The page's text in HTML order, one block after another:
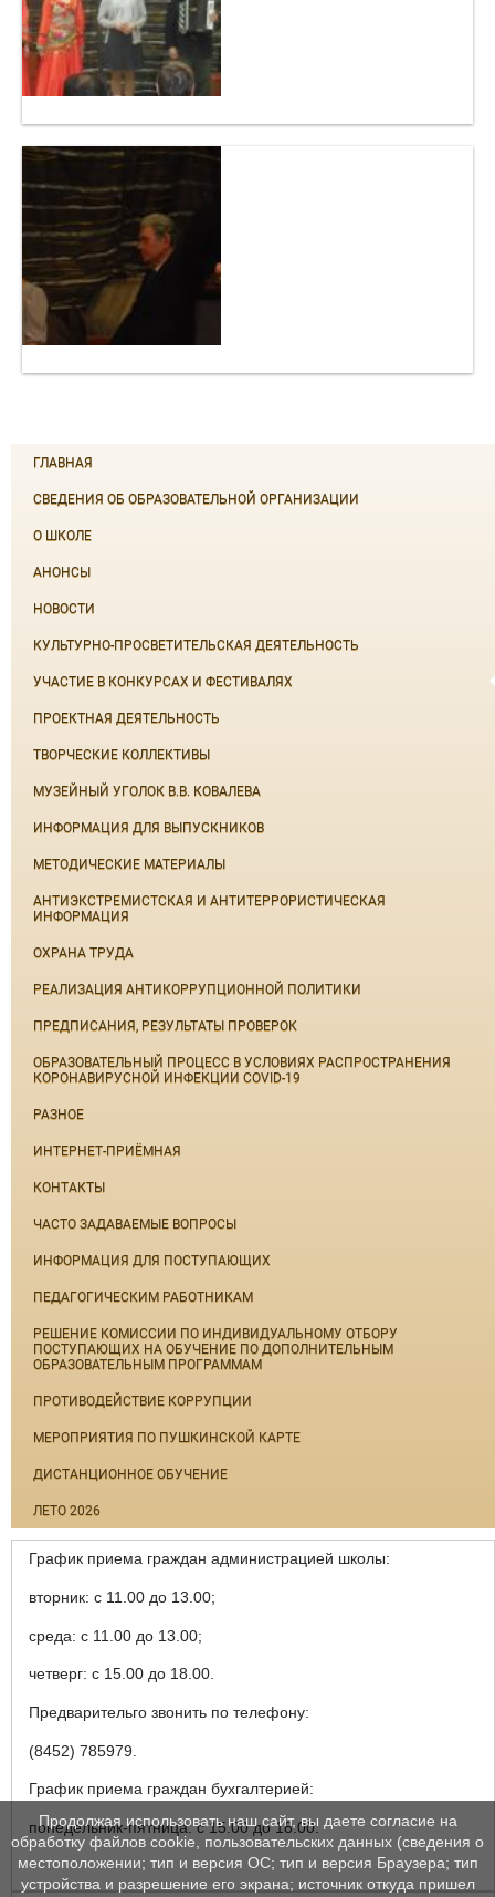
ГЛАВНАЯ
СВЕДЕНИЯ ОБ ОБРАЗОВАТЕЛЬНОЙ ОРГАНИЗАЦИИ
О ШКОЛЕ
АНОНСЫ
НОВОСТИ
КУЛЬТУРНО-ПРОСВЕТИТЕЛЬСКАЯ ДЕЯТЕЛЬНОСТЬ
УЧАСТИЕ В КОНКУРСАХ И ФЕСТИВАЛЯХ
ПРОЕКТНАЯ ДЕЯТЕЛЬНОСТЬ
ТВОРЧЕСКИЕ КОЛЛЕКТИВЫ
МУЗЕЙНЫЙ УГОЛОК В.В. КОВАЛЕВА
ИНФОРМАЦИЯ ДЛЯ ВЫПУСКНИКОВ
МЕТОДИЧЕСКИЕ МАТЕРИАЛЫ
АНТИЭКСТРЕМИСТСКАЯ И АНТИТЕРРОРИСТИЧЕСКАЯ
ИНФОРМАЦИЯ
ОХРАНА ТРУДА
РЕАЛИЗАЦИЯ АНТИКОРРУПЦИОННОЙ ПОЛИТИКИ
ПРЕДПИСАНИЯ, РЕЗУЛЬТАТЫ ПРОВЕРОК
ОБРАЗОВАТЕЛЬНЫЙ ПРОЦЕСС В УСЛОВИЯХ РАСПРОСТРАНЕНИЯ
КОРОНАВИРУСНОЙ ИНФЕКЦИИ COVID-19
РАЗНОЕ
ИНТЕРНЕТ-ПРИЁМНАЯ
КОНТАКТЫ
ЧАСТО ЗАДАВАЕМЫЕ ВОПРОСЫ
ИНФОРМАЦИЯ ДЛЯ ПОСТУПАЮЩИХ
ПЕДАГОГИЧЕСКИМ РАБОТНИКАМ
РЕШЕНИЕ КОМИССИИ ПО ИНДИВИДУАЛЬНОМУ ОТБОРУ
ПОСТУПАЮЩИХ НА ОБУЧЕНИЕ ПО ДОПОЛНИТЕЛЬНЫМ
ОБРАЗОВАТЕЛЬНЫМ ПРОГРАММАМ
ПРОТИВОДЕЙСТВИЕ КОРРУПЦИИ
МЕРОПРИЯТИЯ ПО ПУШКИНСКОЙ КАРТЕ
ДИСТАНЦИОННОЕ ОБУЧЕНИЕ
ЛЕТО 2026
График приема граждан администрацией школы:
вторник: с 11.00 до 13.00;
среда: с 11.00 до 13.00;
четверг: с 15.00 до 18.00.
Предварительго звонить по телефону:
(8452) 785979.
График приема граждан бухгалтерией:
понедельник-пятница: с 15.00 до 18.00.
Продолжая использовать наш сайт, вы даете согласие на
обработку файлов cookie, пользовательских данных (сведения о
местоположении; тип и версия ОС; тип и версия Браузера; тип
устройства и разрешение его экрана; источник откуда пришел